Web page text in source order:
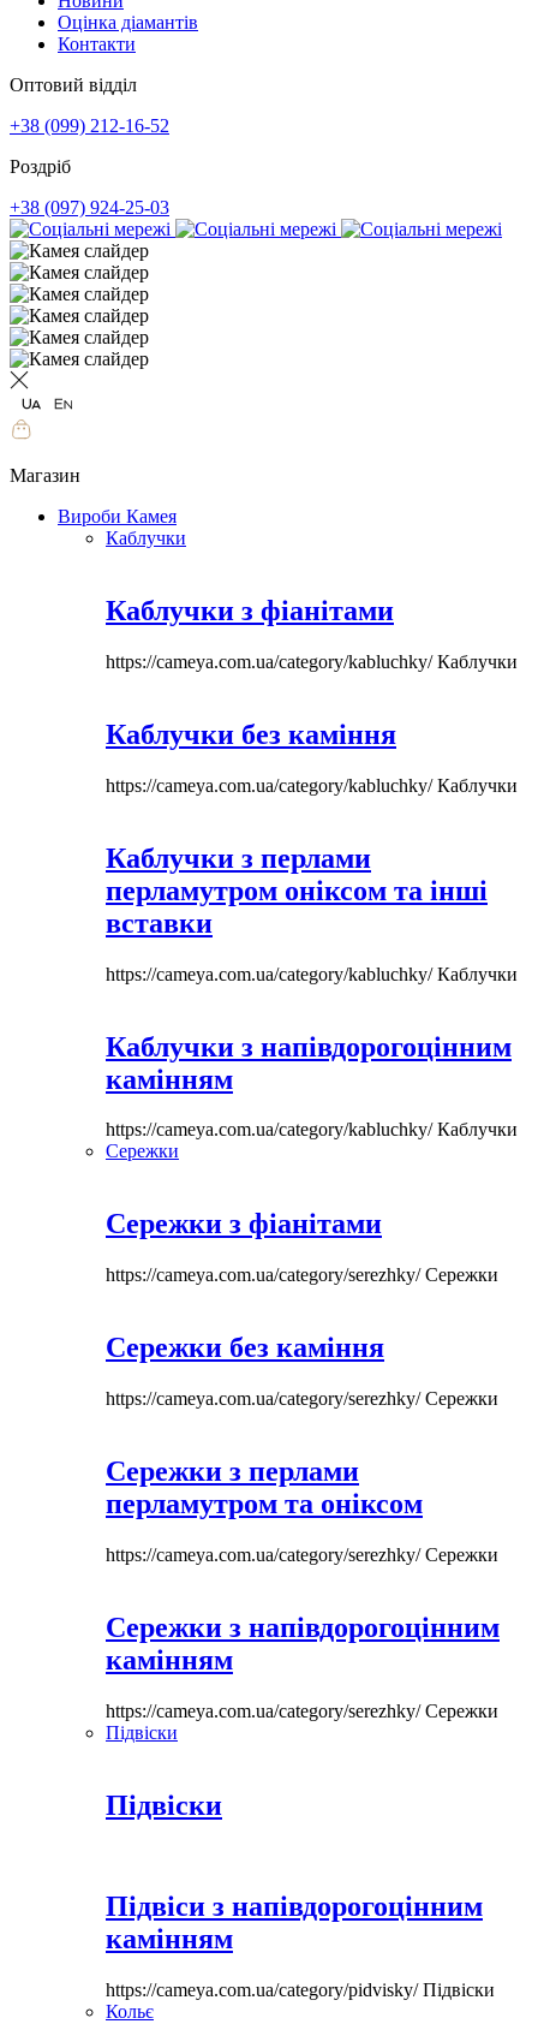
Оцінка діамантів
Контакти
Оптовий відділ
+38 (099) 212-16-52
Роздріб
+38 (097) 924-25-03
Магазин
Вироби Камея
Каблучки
Каблучки з фіанітами
https://cameya.com.ua/category/kabluchky/Каблучки
Каблучки без каміння
https://cameya.com.ua/category/kabluchky/Каблучки
Каблучки з перлами
перламутром оніксом та інші
вставки
https://cameya.com.ua/category/kabluchky/Каблучки
Каблучки з напівдорогоцінним
камінням
https://cameya.com.ua/category/kabluchky/Каблучки
Сережки
Сережки з фіанітами
https://cameya.com.ua/category/serezhky/Сережки
Сережки без каміння
https://cameya.com.ua/category/serezhky/Сережки
Сережки з перлами
перламутром та оніксом
https://cameya.com.ua/category/serezhky/Сережки
Сережки з напівдорогоцінним
камінням
https://cameya.com.ua/category/serezhky/Сережки
Підвіски
Підвіски
Підвіси з напівдорогоцінним
камінням
https://cameya.com.ua/category/pidvisky/Підвіски
Кольє